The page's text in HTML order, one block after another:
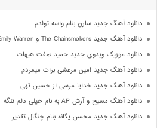
دانلود آهنگ جدید سارن بنام واسه تولدم
دانلود آهنگ جدید The Chainsmokers و Emily Warren بنام Side Effects
دانلود موزیک ویدوی جدید حمید صفت هیهات
دانلود آهنگ جدید امین مرعشی برات میمردم
دانلود آهنگ جدید خدایا مرسی از حسین تهی
دانلود آهنگ مسیح و آرش AP به نام خیلی دلم تنگه
دانلود آهنگ جدید محسن یگانه بنام چنگال تقدیر